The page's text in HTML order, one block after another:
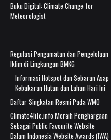
Buku Digital: Climate Change for
Meteorologist
Regulasi Pengamatan dan Pengelolaan
Iklim di Lingkungan BMKG
Informasi Hotspot dan Sebaran Asap
Kebakaran Hutan dan Lahan Hari Ini
Daftar Singkatan Resmi Pada WMO
Climate4life.info Meraih Penghargaan
Sebagai Public Favourite Website
Dalam Indonesia Website Awards (IWA)